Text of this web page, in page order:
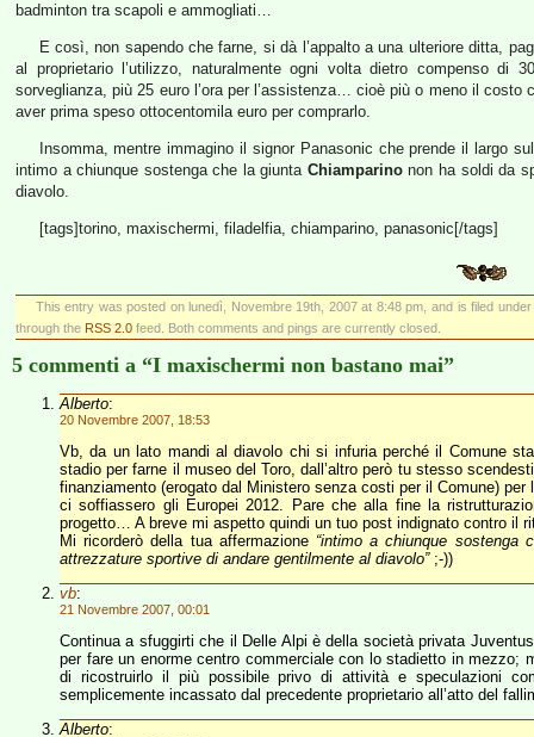
badminton tra scapoli e ammogliati…
E così, non sapendo che farne, si dà l’appalto a una ulteriore ditta,
al proprietario l’utilizzo, naturalmente ogni volta dietro compenso
sorveglianza, più 25 euro l’ora per l’assistenza… cioè più o meno il
aver prima speso ottocentomila euro per comprarlo.
Insomma, mentre immagino il signor Panasonic che prende il largo
intimo a chiunque sostenga che la giunta Chiamparinonon ha soldi da
diavolo.
[tags]torino, maxischermi, filadelfia, chiamparino, panasonic[/tags]
This entry was posted on lunedì, Novembre 19th, 2007 at 8:48 pm, and is filed
through the RSS 2.0 feed. Both comments and pings are currently closed.
5 commenti a “I maxischermi non bastano mai”
Alberto:
20 Novembre 2007, 18:53
Vb, da un lato mandi al diavolo chi si infuria perché il Comune
stadio per farne il museo del Toro, dall’altro però tu stesso
finanziamento (erogato dal Ministero senza costi per il Comune)
ci soffiassero gli Europei 2012. Pare che alla fine la
progetto… A breve mi aspetto quindi un tuo post indignato contro il
Mi ricorderò della tua affermazione “intimo a chiunque sostenga
attrezzature sportive di andare gentilmente al diavolo”;-))
vb:
21 Novembre 2007, 00:01
Continua a sfuggirti che il Delle Alpi è della società privata
per fare un enorme centro commerciale con lo stadietto in mezzo;
di ricostruirlo il più possibile privo di attività e speculazioni
semplicemente incassato dal precedente proprietario all’atto del
Alberto: